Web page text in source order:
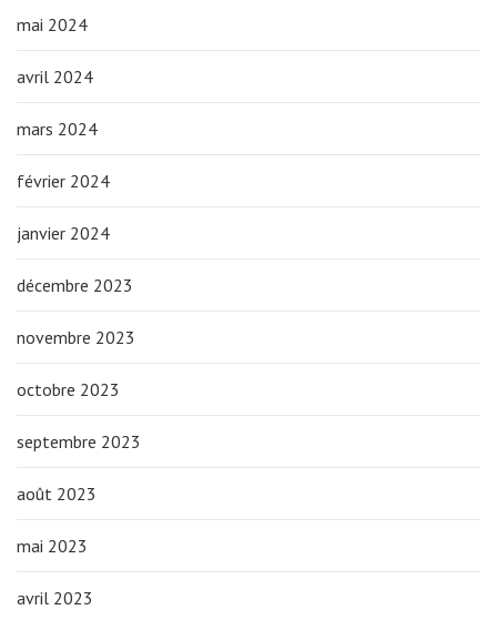
mai 2024
avril 2024
mars 2024
février 2024
janvier 2024
décembre 2023
novembre 2023
octobre 2023
septembre 2023
août 2023
mai 2023
avril 2023